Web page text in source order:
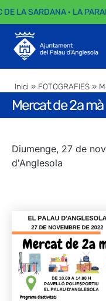
LA SARDANA · LA
Inici » FOTOGRAFIES »
Mercat de 2a mà
Diumenge, 27 de
d'Anglesola